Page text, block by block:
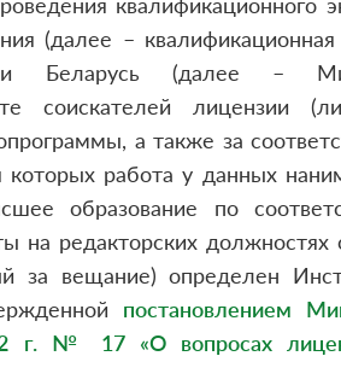
(далее – квалификационная
Беларусь (далее –
соискателей лицензии
а также за
работа у данных
образование по
на редакторских должностях
за вещание) определен
постановлением
г. № 17 «О вопросах